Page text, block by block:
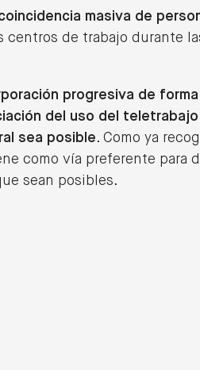
masiva de
de trabajo durante
progresiva de
del uso del teletrabajo
sea posible. Como ya
como vía preferente para
sean posibles.